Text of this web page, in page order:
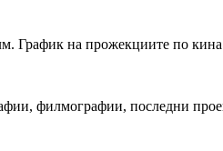
График на прожекциите по
филмографии, последни